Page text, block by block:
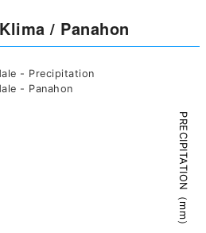
/ Panahon
PRECIPITATION（mm）
- Precipitation
- Panahon